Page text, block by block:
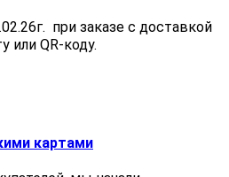
при заказе с доставкой
или QR-коду.
картами